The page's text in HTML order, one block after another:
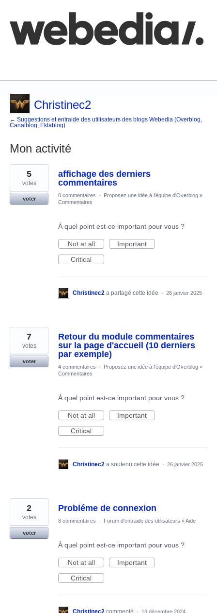
Christinec2
← Suggestions et entraide des utilisateurs des blogs Webedia (Overblog,
Canalblog, Eklablog)
Mon activité
3
résultats
trouvés
affichage des derniers
commentaires
5
votes
voter
0 commentaires · Proposez une idée à l'équipe d'Overblog »
Commentaires
À quel point est-ce important pour vous ?
Not at all
Important
Critical
Christinec2 a partagé cette idée · 26 janvier 2025
Retour du module commentaires
sur la page d'accueil (10 derniers
par exemple)
7
votes
voter
4 commentaires
· Proposez une idée à l'équipe d'Overblog »
Commentaires
À quel point est-ce important pour vous ?
Not at all
Important
Critical
Christinec2 a soutenu cette idée · 26 janvier 2025
Probléme de connexion
2
votes
voter
8 commentaires · Forum d'entraide des utilisateurs »Aide
À quel point est-ce important pour vous ?
Not at all
Important
Critical
Christinec2 commenté · 13 décembre 2024